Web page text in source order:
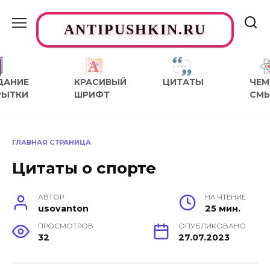
содержаниюANTIPUSHKIN.RU
КРАСИВЫЙ
ШРИФТ
ЦИТАТЫ
ЧЕМ
ГЛАВНАЯ СТРАНИЦА
Цитаты о спорте
АВТОР
usovanton
НА ЧТЕНИЕ
25 мин.
ПРОСМОТРОВ
32
ОПУБЛИКОВАНО
27.07.2023